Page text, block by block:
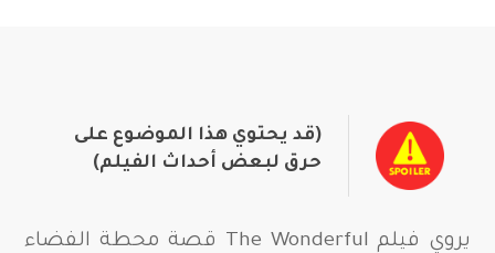
(قد يحتوي هذا الموضوع على
حرق لبعض أحداث الفيلم)
يروي فيلم The Wonderful قصة محطة الفضاء